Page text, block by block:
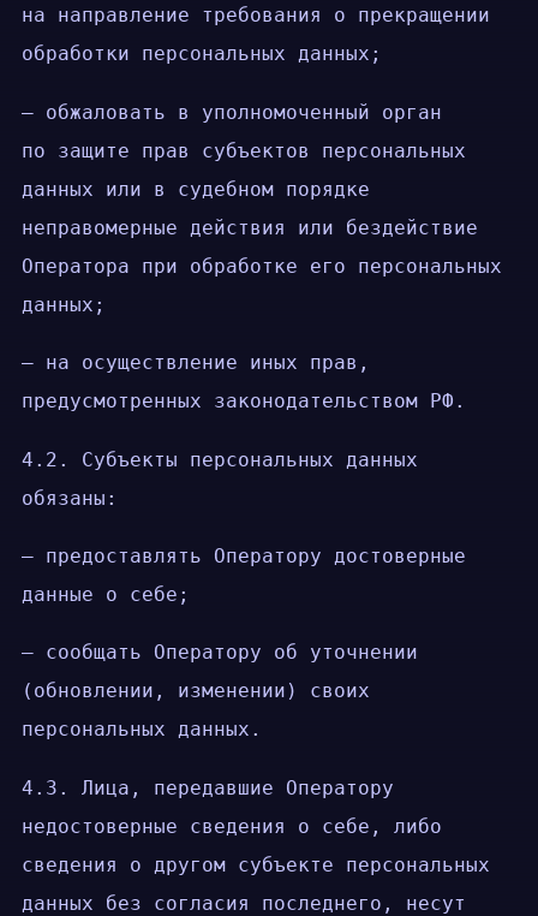
на направление требования о прекращении
обработки персональных данных;
— обжаловать в уполномоченный орган
по защите прав субъектов персональных
данных или в судебном порядке
неправомерные действия или бездействие
Оператора при обработке его персональных
данных;
— на осуществление иных прав,
предусмотренных законодательством РФ.
4.2. Субъекты персональных данных
обязаны:
— предоставлять Оператору достоверные
данные о себе;
— сообщать Оператору об уточнении
(обновлении, изменении) своих
персональных данных.
4.3. Лица, передавшие Оператору
недостоверные сведения о себе, либо
сведения о другом субъекте персональных
данных без согласия последнего, несут